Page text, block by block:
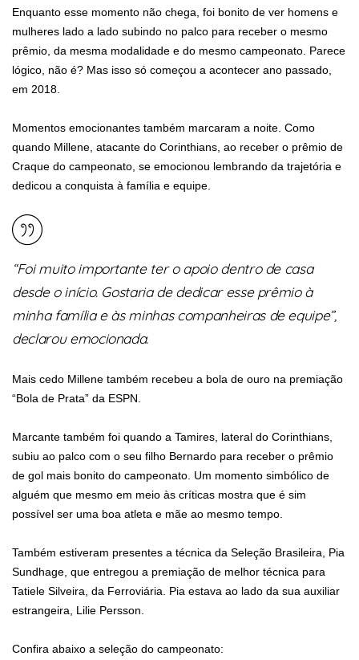
Enquanto esse momento não chega, foi bonito de ver homens e
mulheres lado a lado subindo no palco para receber o mesmo
prêmio, da mesma modalidade e do mesmo campeonato. Parece
lógico, não é? Mas isso só começou a acontecer ano passado,
em 2018.
Momentos emocionantes também marcaram a noite. Como
quando Millene, atacante do Corinthians, ao receber o prêmio de
Craque do campeonato, se emocionou lembrando da trajetória e
dedicou a conquista à família e equipe.
“Foi muito importante ter o apoio dentro de casa
desde o início. Gostaria de dedicar esse prêmio à
minha família e às minhas companheiras de equipe”,
declarou emocionada.
Mais cedo Millene também recebeu a bola de ouro na premiação
“Bola de Prata” da ESPN.
Marcante também foi quando a Tamires, lateral do Corinthians,
subiu ao palco com o seu filho Bernardo para receber o prêmio
de gol mais bonito do campeonato. Um momento simbólico de
alguém que mesmo em meio às críticas mostra que é sim
possível ser uma boa atleta e mãe ao mesmo tempo.
Também estiveram presentes a técnica da Seleção Brasileira, Pia
Sundhage, que entregou a premiação de melhor técnica para
Tatiele Silveira, da Ferroviária. Pia estava ao lado da sua auxiliar
estrangeira, Lilie Persson.
Confira abaixo a seleção do campeonato: